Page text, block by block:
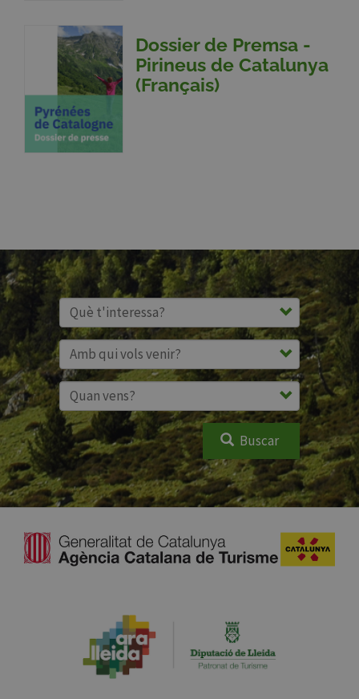
Dossier de Premsa -
Pirineus de Catalunya
(Français)
Buscar